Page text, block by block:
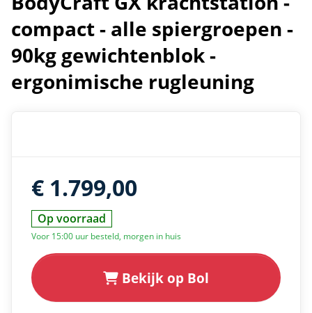
compact - alle spiergroepen -
90kg gewichtenblok -
ergonimische rugleuning
€ 1.799,00
Op voorraad
Voor 15:00 uur besteld, morgen in huis
Bekijk op Bol